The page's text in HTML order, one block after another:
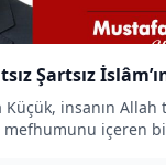
Şartsız
Küçük, insanın
mefhumunu içeren